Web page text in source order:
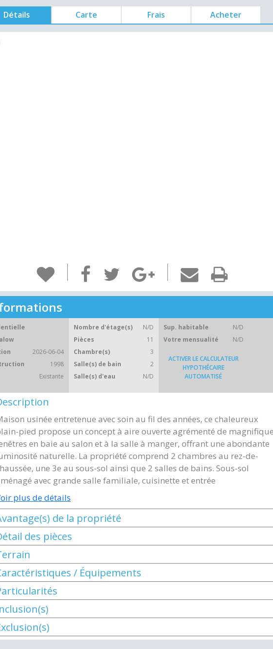
Détails Carte Frais Acheter
2026-06-04
1998
Existante
Nombre d'étage(s)
N/D
Pièces
11
Chambre(s)
3
Salle(s) de bain
2
Salle(s) d'eau
N/D
Sup. habitable
N/D
Votre mensualité
N/D
ACTIVER LE CALCULATEUR
HYPOTHÉCAIRE
AUTOMATISÉ
usinée entretenue avec soin au fil des années, ce chaleureux
pied propose un concept à aire ouverte agrémenté de
en baie au salon et à la salle à manger, offrant une abondante
naturelle. La propriété comprend 2 chambres au rez-de-
une 3e au sous-sol ainsi que 2 salles de bains. Sous-sol
avec grande salle familiale, cuisinette et entrée
plus de détails
de la propriété
des pièces
/ Équipements